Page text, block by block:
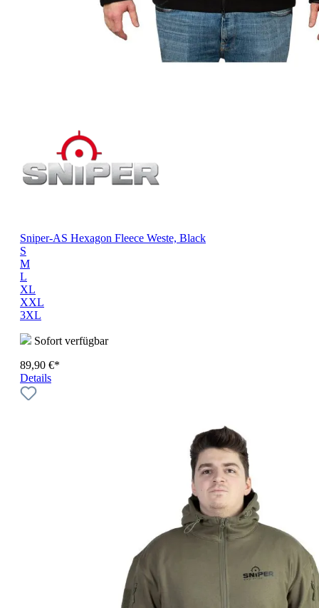
Sniper-AS Hexagon Fleece Weste, Black
S
M
L
XL
XXL
3XL
Sofort verfügbar
89,90 €*
Details